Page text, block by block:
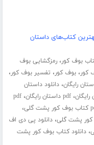
بهترین کتاب‌های داستان
بوف کور،رمزگشایی بوف
کور،بوف کور، تفسیر بوف کور،
رایگان،دانلود داستان
،pdf داستان رایگان ،pdf
،
کور پشت گلی،دانلود پی دی اف
،دانلود کتاب بوف کور پشت